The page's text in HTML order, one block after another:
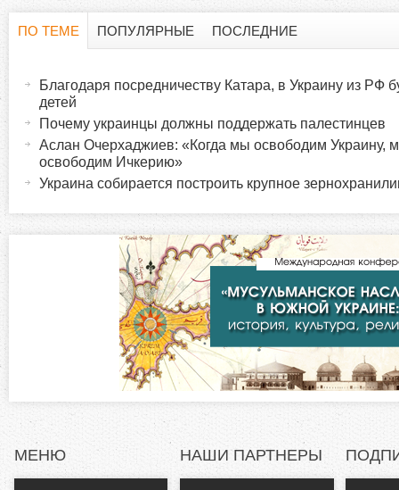
з
а
ь
ПО ТЕМЕ
я
ПОПУЛЯРНЫЕ ПОСЛЕДНИЕ
Благодаря посредничеству Катара, в Украину из РФ
детей
Почему украинцы должны поддержать палестинцев
Аслан Очерхаджиев: «Когда мы освободим Украину,
освободим Ичкерию»
Украина собирается построить крупное
МЕНЮ НАШИ ПАРТНЕРЫ